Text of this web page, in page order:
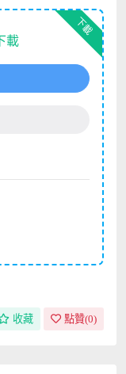
下載
載
收藏 點贊(0)